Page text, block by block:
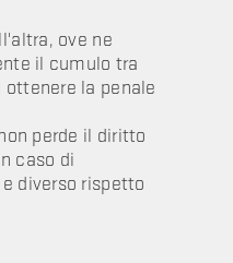
ove ne
il cumulo tra
la penale
perde il diritto
caso di
diverso rispetto